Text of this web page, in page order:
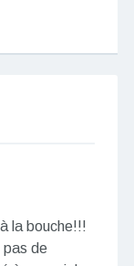
la bouche!!!
pas de